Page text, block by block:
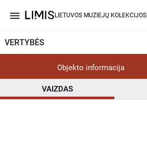
menu LIETUVOS MUZIEJŲ KOLEKCIJOS
VERTYBĖS
Objekto informacija
VAIZDAS
InC help_outline